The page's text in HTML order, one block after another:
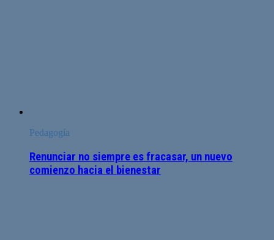
Pedagogía
Renunciar no siempre es fracasar, un nuevo
comienzo hacia el bienestar